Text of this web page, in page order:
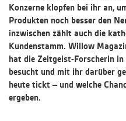
Konzerne klopfen bei ihr an,
Produkten noch besser den
inzwischen zählt auch die
Kundenstamm. Willow
hat die Zeitgeist-Forscherin
besucht und mit ihr darüber
heute tickt – und welche
ergeben.